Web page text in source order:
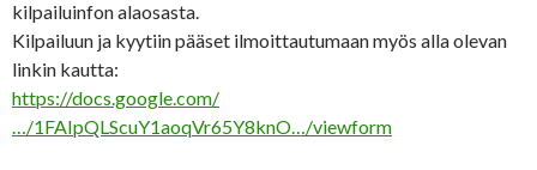
kilpailuinfon alaosasta.
Kilpailuun ja kyytiin pääset ilmoittautumaan myös alla olevan
linkin kautta:
https://docs.google.com/
…/1FAIpQLScuY1aoqVr65Y8knO…/viewform